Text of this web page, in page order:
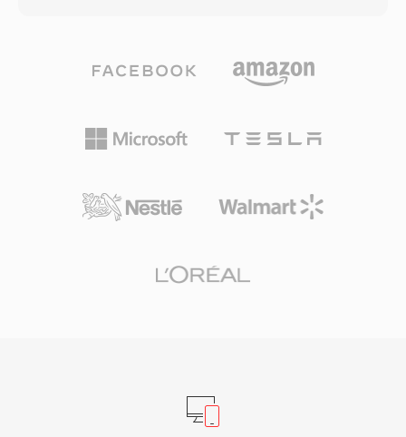
损模式下,压缩比通常可达原始大小的 40% 至
版本中的多核编码显著提升了在现代硬件上的处理
速度。开源库以 BSD 许可证发布,已集成到
中。WavPack 还通过 APEv2 标签、嵌入式 CUE